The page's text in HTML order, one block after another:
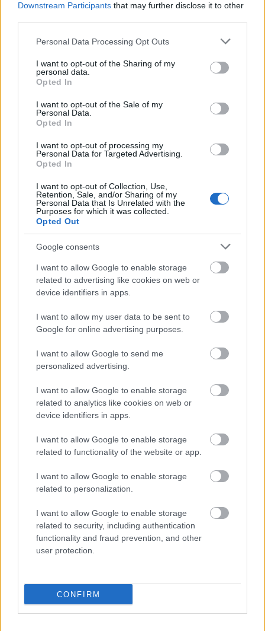
Downstream Participants that may further disclose it to other
Please note that this website/app uses one or more Google
not limited to your visit or usage behaviour. You may click to
grant or deny consent to Google and its third-party tags to
use your data for below specified purposes in below Google
consent section.
Personal Data Processing Opt Outs
I want to opt-out of the Sharing of my
personal data.
Opted In
I want to opt-out of the Sale of my
Personal Data.
Opted In
I want to opt-out of processing my
Personal Data for Targeted Advertising.
Opted In
I want to opt-out of Collection, Use,
Retention, Sale, and/or Sharing of my
Personal Data that Is Unrelated with the
Purposes for which it was collected.
Opted Out
Google consents
I want to allow Google to enable storage
related to advertising like cookies on web or
device identifiers in apps.
I want to allow my user data to be sent to
Google for online advertising purposes.
I want to allow Google to send me
personalized advertising.
I want to allow Google to enable storage
related to analytics like cookies on web or
device identifiers in apps.
I want to allow Google to enable storage
related to functionality of the website or app.
I want to allow Google to enable storage
related to personalization.
I want to allow Google to enable storage
related to security, including authentication
functionality and fraud prevention, and other
user protection.
CONFIRM
Címkék:szinkron stohl andras forum hungary
woody
harrelson mafilm julianne moore raba roland
jena malone
jeffrey wright elizabeth banks
tucci kulka janos földes eszter josh hutcherson liam
hemsworth natalie dormer jennifer lawrence
devai balazs bathory
orsolya szatory david feher tibor fodor tamas
feher anna
csere agnes philips seymour hoffman tarjan peter
andrusko marcella
trokan nora
Ajánlott bejegyzések:
usa box office: toy's play
magyar box office: sötét út
szinkronhangok: x-men: sötét főnix
magyar box office: százegymillió éj